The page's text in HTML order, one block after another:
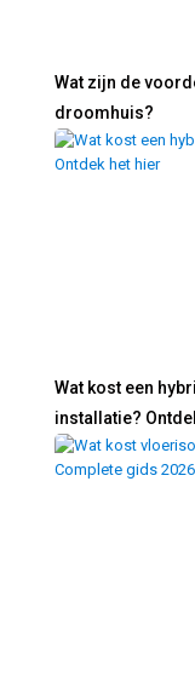
Wat zijn de
droomhuis?
Wat kost een
installatie?